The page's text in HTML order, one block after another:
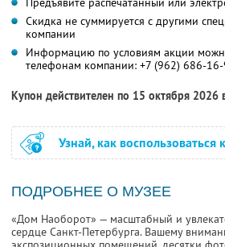
Скидка не суммируется с другими
компании
Информацию по условиям акции
телефонам компании: +7 (962) 686-
Купон действителен по 15 октября 2026
Узнай, как воспользоваться
ПОДРОБНЕЕ О МУЗЕЕ
«Дом Наоборот» — масштабный и
сердце Санкт-Петербурга. Вашему